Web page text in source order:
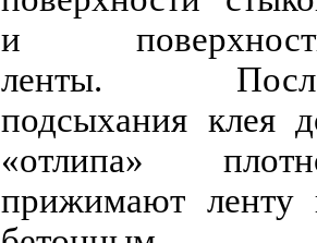
и
ленты.
подсыхания клея
«отлипа»
прижимают ленту